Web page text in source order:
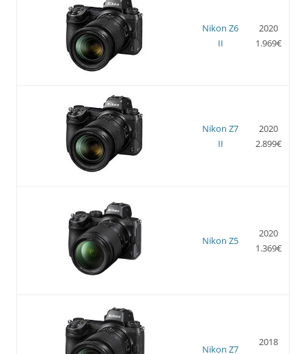
Nikon Z6
II
2020
1.969€
Nikon Z7
II
2020
2.899€
Nikon Z5
2020
1.369€
Nikon Z7
2018